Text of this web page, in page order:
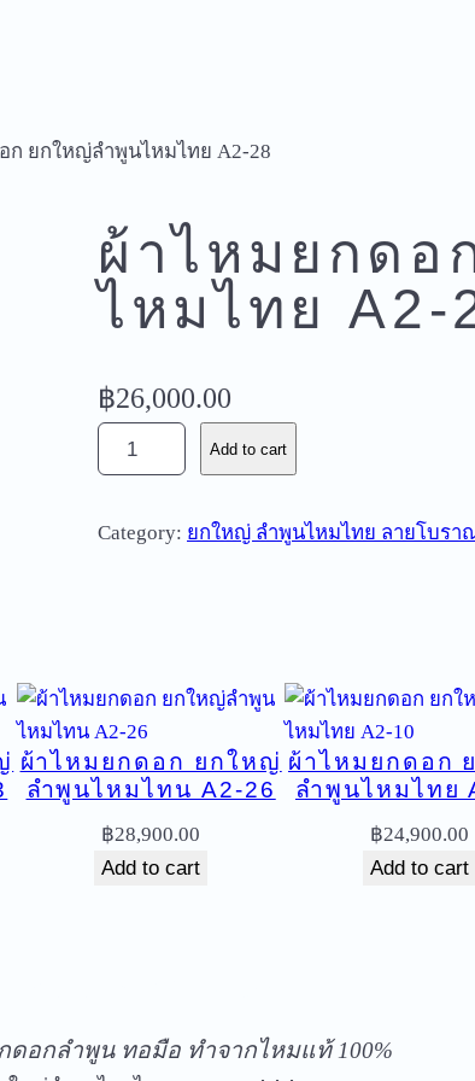
ก ยกใหญ่ลำพูนไหมไทย A2-28
ผ้าไหมยกดอ
ไหมไทย A2-
฿26,000.00
า
ห
อ
ก
ย
ก
ใ
ห
ห
Add to cart
Category: ยกใหญ่ ลำพูนไหมไทย ลายโบรา
ผ้าไหมยกดอก ยกใหญ่
ลำพูนไหมไทน A2-26
฿28,900.00
Add to cart
ผ้าไหมยกดอก
ลำพูนไหมไทย
฿24,900.00
Add to cart
ดอกลำพูน ทอมือ ทำจากไหมแท้ 100%